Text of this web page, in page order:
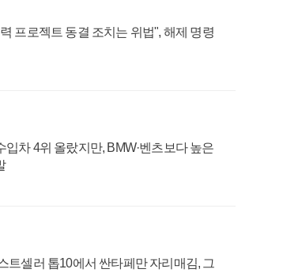
프로젝트 동결 조치는 위법", 해제 명령
차 4위 올랐지만, BMW·벤츠보다 높은
트셀러 톱10에서 싼타페만 자리매김, 그